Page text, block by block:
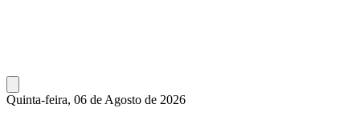
Quinta-feira, 06 de Agosto de 2026